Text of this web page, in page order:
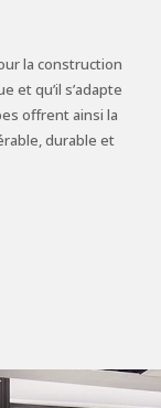
la construction
et qu’il s’adapte
offrent ainsi la
durable et